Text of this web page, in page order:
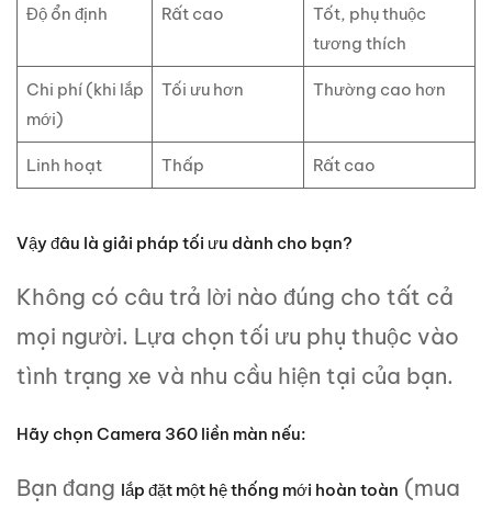
Độ ổn định Rất cao
Tốt, phụ thuộc
tương thích
Chi phí (khi lắp
mới)
Tối ưu hơn Thường cao hơn
Linh hoạt Thấp Rất cao
Vậy đâu là giải pháp tối ưu dành cho bạn?
Không có câu trả lời nào đúng cho tất cả
mọi người. Lựa chọn tối ưu phụ thuộc vào
tình trạng xe và nhu cầu hiện tại của bạn.
Hãy chọn Camera 360 liền màn nếu:
Bạn đang lắp đặt một hệ thống mới hoàn toàn (mua